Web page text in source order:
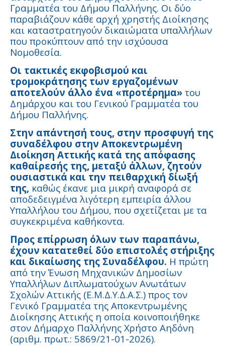
Γραμματέα του Δήμου Παλλήνης. Οι δύο
παραβιάζουν κάθε αρχή χρηστής Διοίκησης
και καταστρατηγούν δικαιώματα υπαλλήλων
που προκύπτουν από την ισχύουσα
Νομοθεσία.
Οι τακτικές εκφοβισμού και
τρομοκράτησης των εργαζομένων
αποτελούν άλλο ένα «προτέρημα» του
Δημάρχου και του Γενικού Γραμματέα του
Δήμου Παλλήνης.
Στην απάντησή τους, στην προσφυγή της
συναδέλφου στην Αποκεντρωμένη
Διοίκηση Αττικής κατά της απόφασης
καθαίρεσής της, μεταξύ άλλων, ζητούν
ουσιαστικά και την πειθαρχική δίωξή
της, καθώς έκανε μια μικρή αναφορά σε
αποδεδειγμένα λιγότερη εμπειρία άλλου
Υπαλλήλου του Δήμου, που σχετίζεται με τα
συγκεκριμένα καθήκοντα.
Προς επίρρωση όλων των παραπάνω,
έχουν κατατεθεί δύο επιστολές στήριξης
και δικαίωσης της Συναδέλφου. Η πρώτη
από την Ένωση Μηχανικών Δημοσίων
Υπαλλήλων Διπλωματούχων Ανωτάτων
Σχολών Αττικής (Ε.Μ.Δ.Υ.Δ.Α.Σ.) προς τον
Γενικό Γραμματέα της Αποκεντρωμένης
Διοίκησης Αττικής η οποία κοινοποιήθηκε
στον Δήμαρχο Παλλήνης Χρήστο Αηδόνη
(αριθμ. πρωτ.: 5869/21-01-2026).